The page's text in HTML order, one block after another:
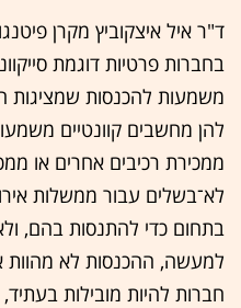
ד"ר איל איצקוביץ מקרן
בחברות פרטיות דוגמת
משמעות להכנסות שמציגות
להן מחשבים קוונטיים
ממכירת רכיבים אחרים או
לא־בשלים עבור ממשלות
בתחום כדי להתנסות בהם,
למעשה, ההכנסות לא מהוות
חברות להיות מובילות בעתיד,